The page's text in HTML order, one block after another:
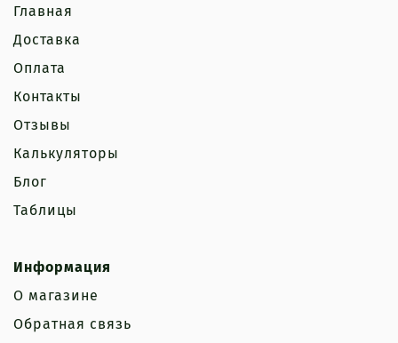
Главная
Доставка
Оплата
Контакты
Отзывы
Калькуляторы
Блог
Таблицы
Информация
О магазине
Обратная связь